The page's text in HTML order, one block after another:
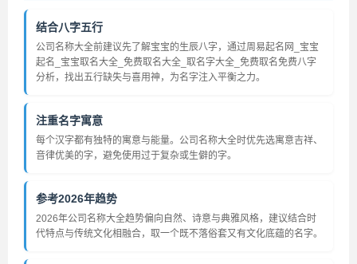
结合八字五行
公司名称大全前建议先了解宝宝的生辰八字，通过周易起名网_宝宝
起名_宝宝取名大全_免费取名大全_取名字大全_免费取名免费八字
分析，找出五行缺失与喜用神，为名字注入平衡之力。
注重名字寓意
每个汉字都有独特的寓意与能量。公司名称大全时优先选寓意吉祥、
音律优美的字，避免使用过于复杂或生僻的字。
参考2026年趋势
2026年公司名称大全趋势偏向自然、诗意与典雅风格，建议结合时
代特点与传统文化相融合，取一个既不落俗套又有文化底蕴的名字。